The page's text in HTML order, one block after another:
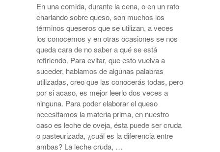
En una comida, durante la cena, o en un rato
charlando sobre queso, son muchos los
términos queseros que se utilizan, a veces
los conocemos y en otras ocasiones se nos
queda cara de no saber a qué se está
refiriendo. Para evitar, que esto vuelva a
suceder, hablamos de algunas palabras
utilizadas, creo que las conocerás todas, pero
por si acaso, es mejor leerlo dos veces a
ninguna. Para poder elaborar el queso
necesitamos la materia prima, en nuestro
caso es leche de oveja, ésta puede ser cruda
o pasteurizada, ¿cuál es la diferencia entre
ambas? La leche cruda, …